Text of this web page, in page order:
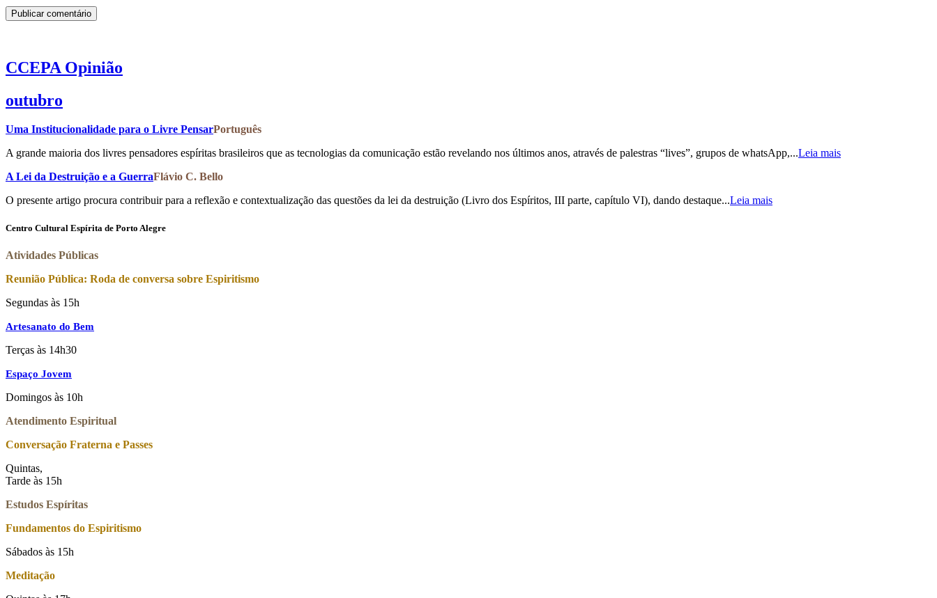
CCEPA Opinião
outubro
Uma Institucionalidade para o Livre PensarPortuguês
A grande maioria dos livres pensadores espíritas brasileiros que as tecnologias da comunicação estão revelando nos últimos anos, através de palestras “lives”, grupos de whatsApp,...Leia mais
A Lei da Destruição e a GuerraFlávio C. Bello
O presente artigo procura contribuir para a reflexão e contextualização das questões da lei da destruição (Livro dos Espíritos, III parte, capítulo VI), dando destaque...Leia mais
Centro Cultural Espírita de Porto Alegre
Atividades Públicas
Reunião Pública: Roda de conversa sobre Espiritismo
Segundas às 15h
Artesanato do Bem
Terças às 14h30
Espaço Jovem
Domingos às 10h
Atendimento Espiritual
Conversação Fraterna e Passes
Quintas,
Tarde às 15h
Estudos Espíritas
Fundamentos do Espiritismo
Sábados às 15h
Meditação